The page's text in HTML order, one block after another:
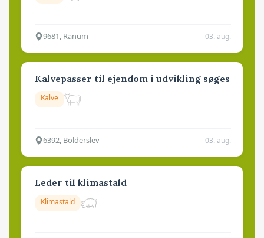
9681, Ranum 03. aug.
Kalvepasser til ejendom i udvikling søges
Kalve
6392, Bolderslev 03. aug.
Leder til klimastald
Klimastald